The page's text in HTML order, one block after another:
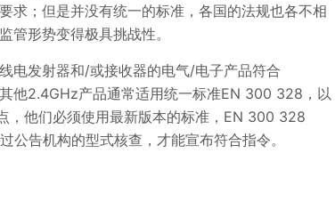
求；但是并没有统一的标准，各国的法规也各不相
管形势变得极具挑战性。
电发射器和/或接收器的电气/电子产品符合
他2.4GHz产品通常适用统一标准EN 300 328，以
，他们必须使用最新版本的标准，EN 300 328
告机构的型式核查，才能宣布符合指令。